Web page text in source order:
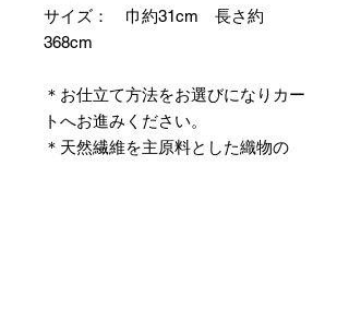
サイズ： 巾約31cm 長さ約
368cm
＊お仕立て方法をお選びになりカー
トへお進みください。
＊天然繊維を主原料とした織物の